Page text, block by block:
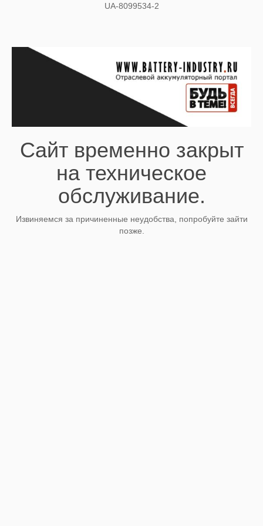
UA-8099534-2
Сайт временно закрыт
на техническое
обслуживание.
Извиняемся за причиненные неудобства, попробуйте зайти
позже.